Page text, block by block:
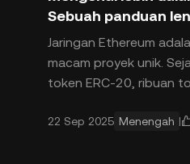
Sebuah panduan
Jaringan Ethereum
macam proyek unik.
token ERC-20, ribuan
juga bermunculan, se
22 Sep 2025 Menengah